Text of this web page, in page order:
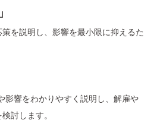
を説明し、影響を最小限に抑えるた
影響をわかりやすく説明し、解雇や
討します。